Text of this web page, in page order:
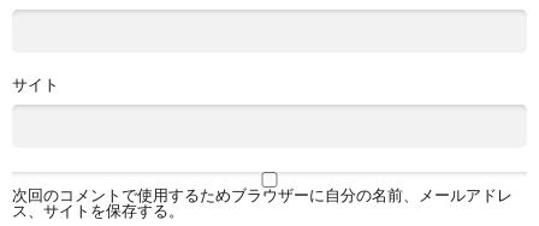
サイト
次回のコメントで使用するためブラウザーに自分の名前、メールアドレ
ス、サイトを保存する。